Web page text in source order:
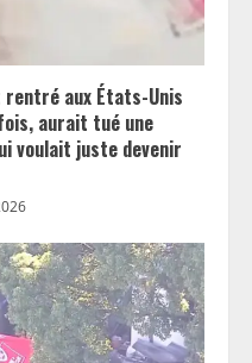
aux États-Unis
aurait tué une
voulait juste devenir